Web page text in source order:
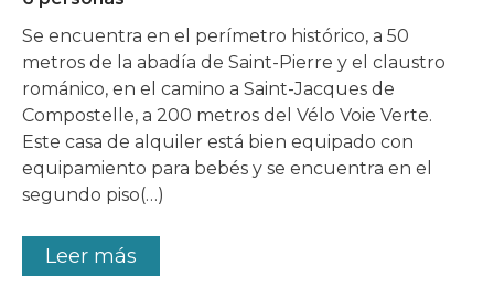
Se encuentra en el perímetro histórico, a 50
metros de la abadía de Saint-Pierre y el claustro
románico, en el camino a Saint-Jacques de
Compostelle, a 200 metros del Vélo Voie Verte.
Este casa de alquiler está bien equipado con
equipamiento para bebés y se encuentra en el
segundo piso(…)
Leer más